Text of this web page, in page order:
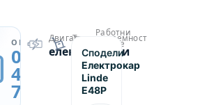
ОБАДИ СЕ
0889
439
749
Двигател
електрически
Товароподемност
4800
Работни
часове
9800
Сподели
Електрокар
Linde
E48P